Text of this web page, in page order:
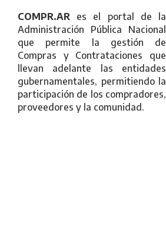
COMPR.AR es el portal de la
Administración Pública Nacional
que permite la gestión de
Compras y Contrataciones que
llevan adelante las entidades
gubernamentales, permitiendo la
participación de los compradores,
proveedores y la comunidad.